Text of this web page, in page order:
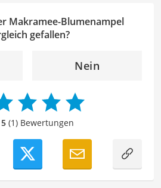
sowie Samenauswahl
für
DIY-Enthusiasten
Makramee-Blumenampel
gefallen?
Nein
(1) Bewertungen